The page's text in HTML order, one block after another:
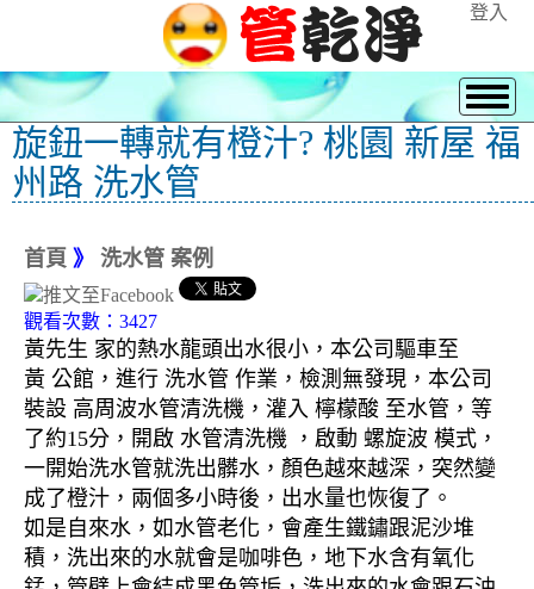
登入
旋鈕一轉就有橙汁? 桃園 新屋 福
州路 洗水管
首頁 》 洗水管 案例
觀看次數：3427
黃先生 家的熱水龍頭出水很小，本公司驅車至
黃 公館，進行 洗水管 作業，檢測無發現，本公司
裝設 高周波水管清洗機，灌入 檸檬酸 至水管，等
了約15分，開啟 水管清洗機 ，啟動 螺旋波 模式，
一開始洗水管就洗出髒水，顏色越來越深，突然變
成了橙汁，兩個多小時後，出水量也恢復了。
如是自來水，如水管老化，會產生鐵鏽跟泥沙堆
積，洗出來的水就會是咖啡色，地下水含有氧化